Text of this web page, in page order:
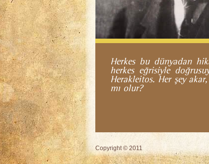
Herkes bu dünyadan
herkes eğrisiyle
Herakleitos. Her şey
mı olur?
Copyright © 2011